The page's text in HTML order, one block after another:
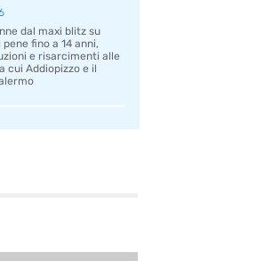
dal maxi blitz su
fino a 14 anni,
e risarcimenti alle
cui Addiopizzo e il